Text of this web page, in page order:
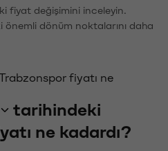
fiyat değişimini inceleyin.
önemli dönüm noktalarını daha
fiyatı ne
tarihindeki
ne kadardı?